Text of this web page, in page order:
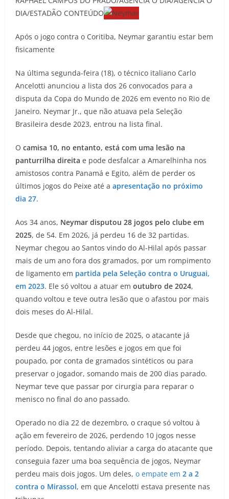
DIA/ESTADÃO CONTEÚDO
Após o jogo contra o Coritiba, Neymar garantiu estar bem
fisicamente
Na última segunda-feira (18), o técnico italiano Carlo
Ancelotti anunciou a lista dos 26 convocados para a
disputa da Copa do Mundo de 2026 em evento no Rio de
Janeiro. Neymar Jr., que não atuava pela Seleção
Brasileira desde 2023, entrou na lista final.
O camisa 10, no entanto, está com uma lesão na
panturrilha direita e pode desfalcar a Amarelhinha nos
amistosos contra Panamá e Egito, além de perder os
últimos jogos do Peixe até a apresentação no próximo
dia 27.
Aos 34 anos, Neymar disputou 28 jogos pelo clube em
2025, de 54. Em 2026, já perdeu 16 de 32 partidas.
Neymar chegou ao Santos vindo do Al-Hilal após passar
mais de um ano fora dos gramados, por um rompimento
de ligamento em partida pela Seleção contra o Uruguai,
em 2023. Ele só voltou a atuar em outubro de 2024,
quando voltou e teve outra lesão que o afastou por mais
dois meses do Al-Hilal.
Desde que chegou, no início de 2025, o atacante já
perdeu 44 jogos, entre lesões e jogos em que foi
poupado, por conta de gramados sintéticos ou para
preservar o jogador, somando mais de 200 dias parado.
Neymar teve que passar por cirurgia para reparar o
menisco no final do ano passado.
Operado no dia 22 de dezembro, o craque só voltou à
ação em fevereiro de 2026, perdendo 10 jogos nesse
período. Depois, tentando aliviar a carga do atacante que
conseguia fazer uma boa sequência de jogos, Neymar
perdeu mais dois jogos. Um deles, o empate em 2 a 2
contra o Mirassol, em que Ancelotti estava presente nas